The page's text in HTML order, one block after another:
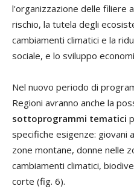
l'organizzazione delle filiere
rischio, la tutela degli
cambiamenti climatici e la
sociale, e lo sviluppo
Nel nuovo periodo di
Regioni avranno anche la
sottoprogrammi tematici
specifiche esigenze: giovani
zone montane, donne nelle
cambiamenti climatici,
corte (fig. 6).